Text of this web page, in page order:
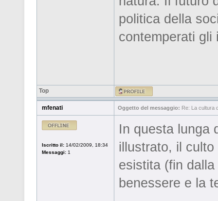
politica della
contemperati
Top
mfenati Oggetto del messaggio: Re: La cultura
Iscritto il: 14/02/2009, 18:34
Messaggi: 1
In questa lunga
illustrato, il
esistita (fin
benessere e la